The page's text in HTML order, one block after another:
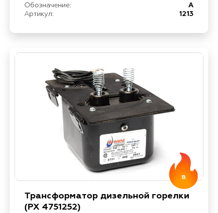
Обозначение:
A
Артикул:
1213
B
Трансформатор дизельной горелки
(PX 4751252)